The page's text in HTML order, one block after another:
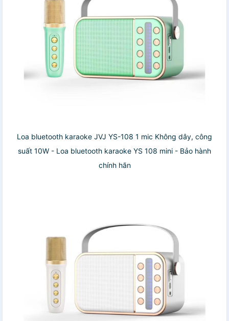
Loa bluetooth karaoke JVJ YS-108 1 mic Không dây, công
suất 10W - Loa bluetooth karaoke YS 108 mini - Bảo hành
chính hãn